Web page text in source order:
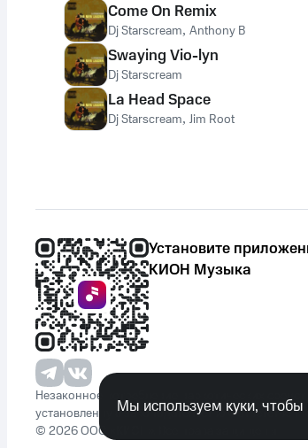
Come On Remix
Dj Starscream, Anthony B
Swaying Vio-lyn
Dj Starscream
La Head Space
Dj Starscream, Jim Root
Установите
КИОН Музыка
Незаконное потребление наркотических
установленную законодательством
© 2026 ООО «КИОН». Все права защищены
Мы используем куки, чтобы